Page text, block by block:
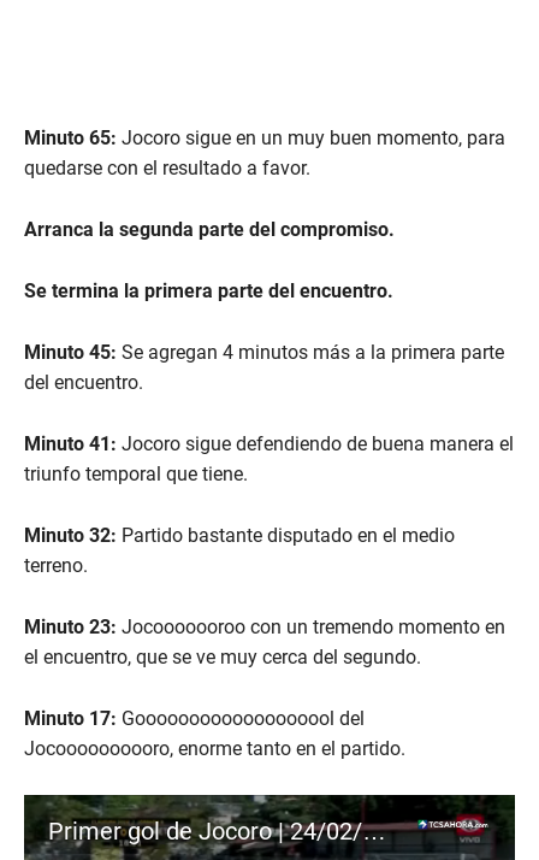
Minuto 65: Jocoro sigue en un muy buen momento, para
quedarse con el resultado a favor.
Arranca la segunda parte del compromiso.
Se termina la primera parte del encuentro.
Minuto 45: Se agregan 4 minutos más a la primera parte
del encuentro.
Minuto 41: Jocoro sigue defendiendo de buena manera el
triunfo temporal que tiene.
Minuto 32: Partido bastante disputado en el medio
terreno.
Minuto 23: Jocooooooroo con un tremendo momento en
el encuentro, que se ve muy cerca del segundo.
Minuto 17: Gooooooooooooooooool del
Jocoooooooooro, enorme tanto en el partido.
Primer gol de Jocoro | 24/02/2024